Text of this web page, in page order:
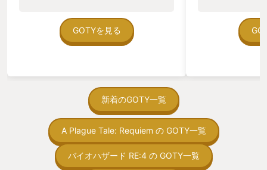
GOTYを見る
ていた。 ただ
在を知ってから
う。気になる。
トコンベアの配
ん！このゲーム
向けか？という
の印象。 しかし
止する設定を有
新着のGOTY一覧
A Plague Tale: Requiem の GOTY一覧
バイオハザード RE:4 の GOTY一覧